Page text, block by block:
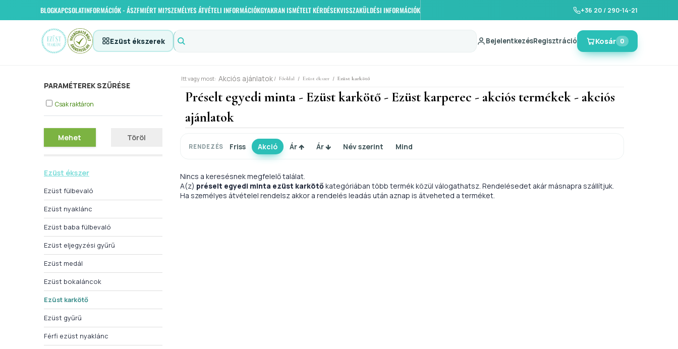
BLOGKAPCSOLATINFORMÁCIÓK - ÁSZFMIÉRT MI?SZEMÉLYES ÁTVÉTELI INFORMÁCIÓKGYAKRAN ISMÉTELT KÉRDÉSEKVISSZAKÜLDÉSI INFORMÁCIÓK +36 20 / 290-14-21
Ezüst ékszerek BejelentkezésRegisztráció Kosár 0
PARAMÉTEREK SZŰRÉSE
Csak raktáron
Mehet Töröl
Ezüst ékszer
Ezüst fülbevaló
Ezüst nyaklánc
Ezüst baba fülbevaló
Ezüst eljegyzési gyűrű
Ezüst medál
Ezüst bokaláncok
Ezüst karkötő
Ezüst gyűrű
Férfi ezüst nyaklánc
Itt vagy most: Akciós ajánlatok/ Főoldal / Ezüst ékszer / Ezüst karkötő
Préselt egyedi minta - Ezüst karkötő - Ezüst karperec - akciós termékek - akciós
ajánlatok
RENDEZÉS Friss Akció Ár Ár Név szerint Mind
Nincs a keresésnek megfelelő találat.
A(z) préselt egyedi minta ezüst karkötőkategóriában több termék közül válogathatsz. Rendelésedet akár másnapra szállítjuk.
Ha személyes átvételel rendelsz akkor a rendelés leadás után aznap is átveheted a terméket.